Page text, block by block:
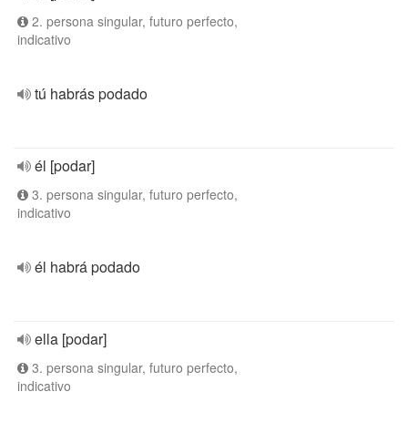
2. persona singular, futuro perfecto,
indicativo
tú habrás podado
él [podar]
3. persona singular, futuro perfecto,
indicativo
él habrá podado
ella [podar]
3. persona singular, futuro perfecto,
indicativo